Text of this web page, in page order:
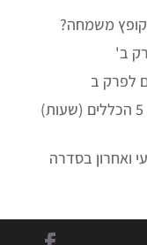
משמחה?
ב'
לפרק ב
רוצה גם לדעת מהם 5 הכללים (שעות)
ואחרון בסדרה